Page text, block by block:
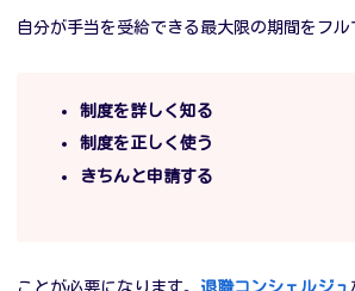
自分が手当を受給できる最大限の期間をフル
制度を詳しく知る
制度を正しく使う
きちんと申請する
ことが必要になります。 退職コンシェルジュ